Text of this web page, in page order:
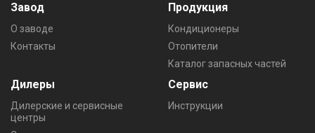
Завод
О заводе
Контакты
Продукция
Кондиционеры
Отопители
Каталог запасных частей
Дилеры
Дилерские и сервисные
центры
Сервис
Инструкции